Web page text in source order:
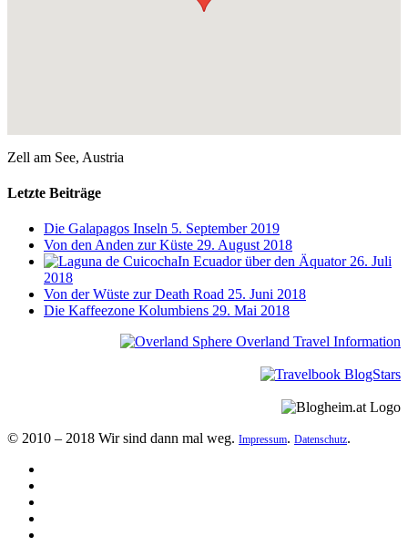
Zell am See, Austria
Letzte Beiträge
Die Galapagos Inseln 5. September 2019
Von den Anden zur Küste 29. August 2018
In Ecuador über den Äquator 26. Juli
2018
Von der Wüste zur Death Road 25. Juni 2018
Die Kaffeezone Kolumbiens 29. Mai 2018
© 2010 – 2018 Wir sind dann mal weg. Impressum. Datenschutz.